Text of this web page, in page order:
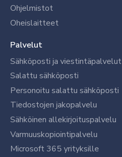
Ohjelmistot
Oheislaitteet
Palvelut
Sähköposti ja viestintäpalvelut
Salattu sähköposti
Personoitu salattu sähköposti
Tiedostojen jakopalvelu
Sähköinen allekirjoituspalvelu
Varmuuskopiointipalvelu
Microsoft 365 yrityksille